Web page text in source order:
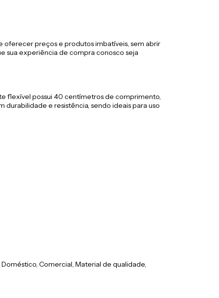
oferecer preços e produtos imbatíveis, sem abrir
sua experiência de compra conosco seja
flexível possui 40 centímetros de comprimento,
e resistência, sendo ideais para uso
Comercial, Material de qualidade,